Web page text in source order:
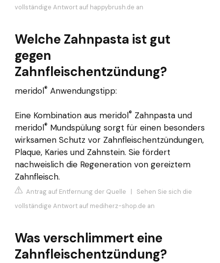
vollständige Antwort auf happybrush.de an
Welche Zahnpasta ist gut
gegen
Zahnfleischentzündung?
meridol® Anwendungstipp:
Eine Kombination aus meridol® Zahnpasta und
meridol® Mundspülung sorgt für einen besonders
wirksamen Schutz vor Zahnfleischentzündungen,
Plaque, Karies und Zahnstein. Sie fördert
nachweislich die Regeneration von gereiztem
Zahnfleisch.
Antrag auf Entfernung der Quelle | Sehen Sie sich die
vollständige Antwort auf mediherz-shop.de an
Was verschlimmert eine
Zahnfleischentzündung?